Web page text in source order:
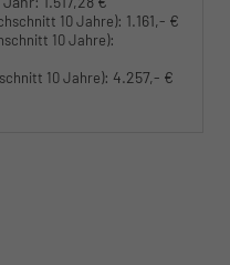
10 Jahre): 1.161,- €
10 Jahre):
10 Jahre): 4.257,- €